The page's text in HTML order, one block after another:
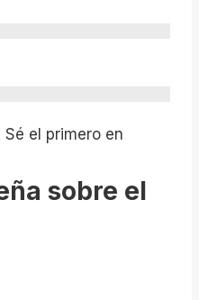
el primero en
sobre el